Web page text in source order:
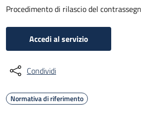
Procedimento di rilascio del
Accedi al servizio
Condividi
Normativa di riferimento